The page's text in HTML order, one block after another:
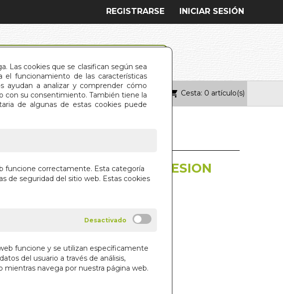
Las cookies que se clasifican según sea
el funcionamiento de las características
ayudan a analizar y comprender cómo
con su consentimiento. También tiene la
de algunas de estas cookies puede
funcione correctamente. Esta categoría
de seguridad del sitio web. Estas cookies
funcione y se utilizan específicamente
del usuario a través de análisis,
mientras navega por nuestra página web.
INICIAR SESIÓN
REGISTRARSE
CONTACTO Cesta: 0 artículo(s)
COMO SUPERAR LA DEPRESION
(N/E)
6,75 €
Añadir a la cesta